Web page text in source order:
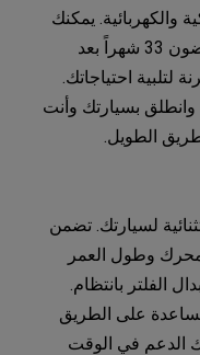
والكهربائية. يمكنك
تمديد الضمان إما عند الشراء أو في غضون 33 شهراً بعد
لتلبية احتياجاتك.
بسيارتك وأنت
الطويل.
لسيارتك. تضمن
وطول العمر
الفلتر بانتظام.
على الطريق
الدعم في الوقت